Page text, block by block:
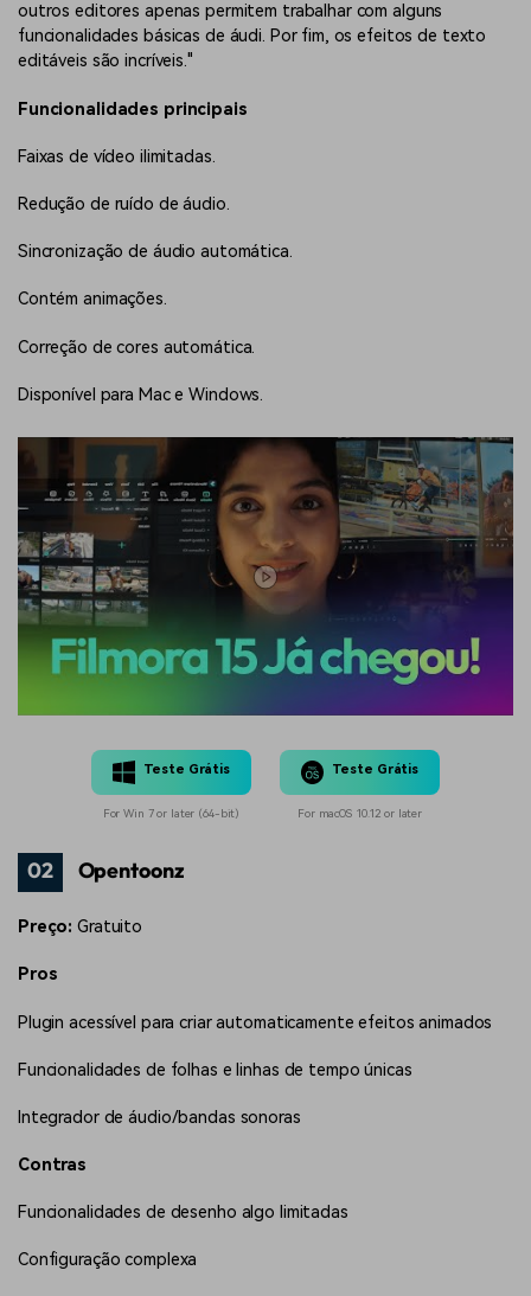
outros editores apenas permitem trabalhar com alguns
funcionalidades básicas de áudi. Por fim, os efeitos de texto
editáveis são incríveis."
Funcionalidades principais
Faixas de vídeo ilimitadas.
Redução de ruído de áudio.
Sincronização de áudio automática.
Contém animações.
Correção de cores automática.
Disponível para Mac e Windows.
Teste Grátis
For Win 7 or later (64-bit)
Teste Grátis
For macOS 10.12 or later
02 Opentoonz
Preço: Gratuito
Pros
Plugin acessível para criar automaticamente efeitos animados
Funcionalidades de folhas e linhas de tempo únicas
Integrador de áudio/bandas sonoras
Contras
Funcionalidades de desenho algo limitadas
Configuração complexa